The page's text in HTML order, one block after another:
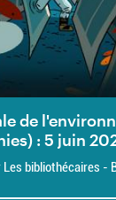
de
: 5 juin
Les bibliothécaires -